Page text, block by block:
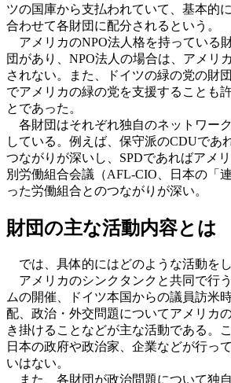
ツの国庫から支払われていて、基本的
合わせて各財団に配分されるという。
アメリカのNPO法人格を持っている
団があり、NPO法人の場合は、アメリ
されない。また、ドイツの緑の党の財
でアメリカの緑の党を支援することも
とであった。
各財団はそれぞれ独自のネットワー
している。例えば、保守派のCDUであ
つながりが深いし、SPDであればアメ
別労働組合会議（AFL-CIO、日本の「
った労働組合とのつながりが深い。
財団の主な活動内容とは
では、具体的にはどのような活動をし
アメリカのシンクタンクと共同で行
ムの開催、ドイツ本国からの議員訪米
配、政治・外交問題についてアメリカ
き掛けることなどが主な活動である。
日本の政府や政治家、企業などが行っ
いはない。
また、各財団が政治問題について独